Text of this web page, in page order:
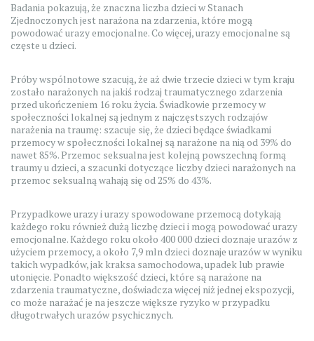
Badania pokazują, że znaczna liczba dzieci w Stanach
Zjednoczonych jest narażona na zdarzenia, które mogą
powodować urazy emocjonalne. Co więcej, urazy emocjonalne są
częste u dzieci.
Próby wspólnotowe szacują, że aż dwie trzecie dzieci w tym kraju
zostało narażonych na jakiś rodzaj traumatycznego zdarzenia
przed ukończeniem 16 roku życia. Świadkowie przemocy w
społeczności lokalnej są jednym z najczęstszych rodzajów
narażenia na traumę: szacuje się, że dzieci będące świadkami
przemocy w społeczności lokalnej są narażone na nią od 39% do
nawet 85%. Przemoc seksualna jest kolejną powszechną formą
traumy u dzieci, a szacunki dotyczące liczby dzieci narażonych na
przemoc seksualną wahają się od 25% do 43%.
Przypadkowe urazy i urazy spowodowane przemocą dotykają
każdego roku również dużą liczbę dzieci i mogą powodować urazy
emocjonalne. Każdego roku około 400 000 dzieci doznaje urazów z
użyciem przemocy, a około 7,9 mln dzieci doznaje urazów w wyniku
takich wypadków, jak kraksa samochodowa, upadek lub prawie
utonięcie. Ponadto większość dzieci, które są narażone na
zdarzenia traumatyczne, doświadcza więcej niż jednej ekspozycji,
co może narażać je na jeszcze większe ryzyko w przypadku
długotrwałych urazów psychicznych.